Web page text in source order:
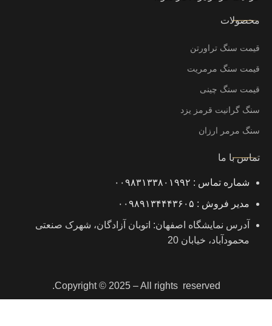
محصولات
قیمت سنگ تراورتن
قیمت سنگ مرمریت
قیمت سنگ چینی
سنگ گرانیت قرمز یزد
سنگ مرمر ارزان
تماس با ما
شماره تماس : ۰۰۹۸۳۱۳۳۸۰۱۹۹۲
مدیر فروش : ۰۰۹۸۹۱۳۴۴۴۳۶۰۵
آدرس نمایشگاه اصفهان: اتوبان آزادگان، شهرک صنعتی
محمودآباد، خیابان 20
Copyright © 2025 – All rights reserved.